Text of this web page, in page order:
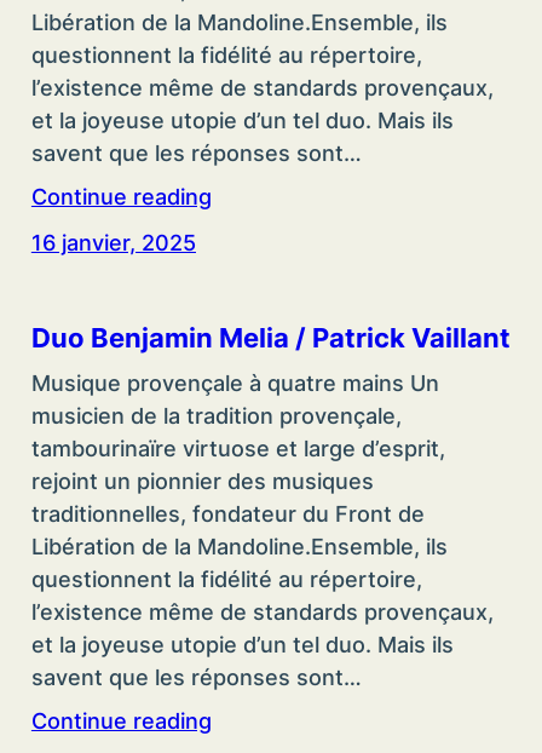
Libération de la Mandoline.Ensemble, ils
questionnent la fidélité au répertoire,
l’existence même de standards provençaux,
et la joyeuse utopie d’un tel duo. Mais ils
savent que les réponses sont…
Continue reading
16 janvier, 2025
Duo Benjamin Melia / Patrick Vaillant
Musique provençale à quatre mains Un
musicien de la tradition provençale,
tambourinaïre virtuose et large d’esprit,
rejoint un pionnier des musiques
traditionnelles, fondateur du Front de
Libération de la Mandoline.Ensemble, ils
questionnent la fidélité au répertoire,
l’existence même de standards provençaux,
et la joyeuse utopie d’un tel duo. Mais ils
savent que les réponses sont…
Continue reading